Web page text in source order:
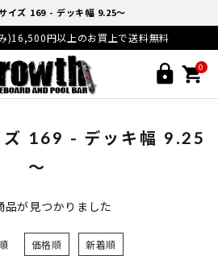
イズ 169 - デッキ幅 9.25～
)16,500円以上のお買上で送料無料
0
169 - デッキ幅 9.25
～
品が見つかりました
価格順 新着順